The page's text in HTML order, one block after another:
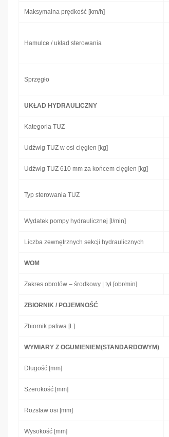
Maksymalna prędkość [km/h]
Hamulce / układ sterowania
Sprzęgło
UKŁAD HYDRAULICZNY
Kategoria TUZ
Udźwig TUZ w osi cięgien [kg]
Udźwig TUZ 610 mm za końcem cięgien [kg]
Typ sterowania TUZ
Wydatek pompy hydraulicznej [l/min]
Liczba zewnętrznych sekcji hydraulicznych
WOM
Zakres obrotów – środkowy | tył [obr/min]
ZBIORNIK / POJEMNOŚĆ
Zbiornik paliwa [L]
WYMIARY Z OGUMIENIEM(STANDARDOWYM)
Długość [mm]
Szerokość [mm]
Rozstaw osi [mm]
Wysokość [mm]